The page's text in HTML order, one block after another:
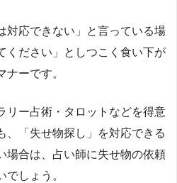
対応できない」と言っている場
ください」としつこく食い下が
ナーです。
リー占術・タロットなどを得意
、「失せ物探し」を対応できる
場合は、占い師に失せ物の依頼
でしょう。